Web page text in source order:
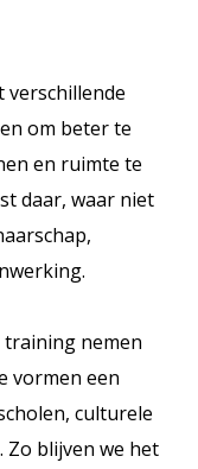
verschillende
om beter te
en ruimte te
daar, waar niet
training nemen
vormen een
culturele
blijven we het